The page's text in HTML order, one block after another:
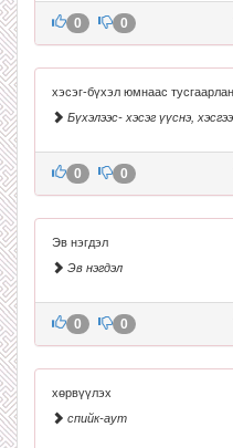
0 0
хэсэг-бүхэл юмнаас
Бүхэлээс- хэсэг үүснэ,
0 0
Эв нэгдэл
Эв нэгдэл
0 0
хөрвүүлэх
спийк-аут